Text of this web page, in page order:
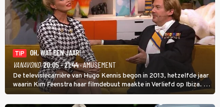
TIP
OH, WAT EEN JAAR!
VANAVOND 20:05 - 21:44· AMUSEMENT
De televisiecarrière van Hugo Kennis begon in 2013, hetzelfde jaar
waarin Kim Feenstra haar filmdebuut maakte in Verliefd op Ibiza. In
Oh, Wat een Jaar! wordt duidelijk wat ze nog meer weten van het
jaar waarin ze allebei eindtwintigers waren.